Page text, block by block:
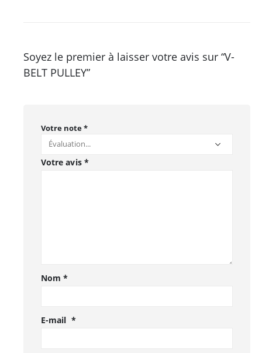
Soyez le premier à laisser votre avis sur “V-
BELT PULLEY”
Votre note*
Votre avis *
Nom*
E-mail *